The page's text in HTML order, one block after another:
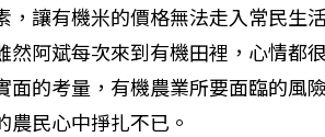
，讓有機米的價格無法走入常民生
然阿斌每次來到有機田裡，心情都
面的考量，有機農業所要面臨的風
農民心中掙扎不已。